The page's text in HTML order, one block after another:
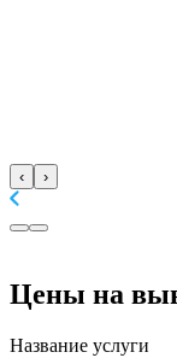
‹ ›
Цены на
Название услуги